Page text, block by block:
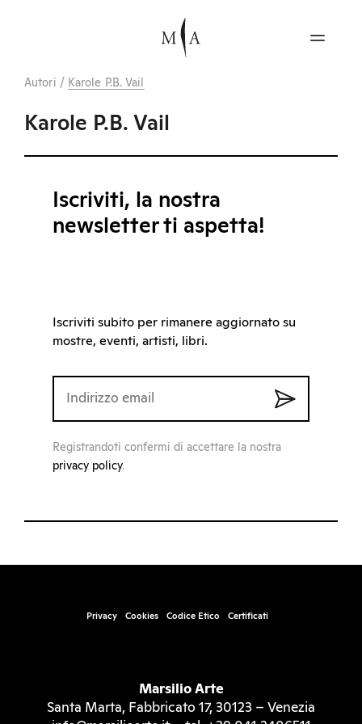
Autori / Karole P.B. Vail
Karole P.B. Vail
Iscriviti, la nostra
newsletter ti aspetta!
Iscriviti subito per rimanere aggiornato su
mostre, eventi, artisti, libri.
Registrandoti confermi di accettare la nostra
privacy policy.
Privacy Cookies Codice Etico Certificati
Marsilio Arte
Santa Marta, Fabbricato 17, 30123 – Venezia